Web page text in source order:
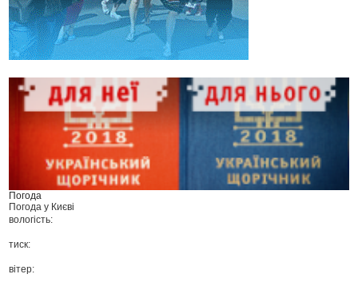
Погода
Погода у Києві
вологість:
тиск:
вітер: